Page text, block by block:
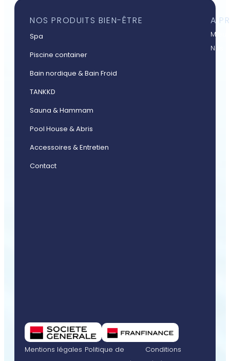
NOS PRODUITS BIEN-ÊTRE
Spa
Piscine container
Bain nordique & Bain Froid
TANKKD
Sauna & Hammam
Pool House & Abris
Accessoires & Entretien
Contact
A
Nos
Mentions légales Politique de
Conditions